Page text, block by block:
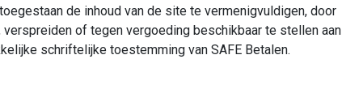
de inhoud van de site te vermenigvuldigen, door
of tegen vergoeding beschikbaar te stellen aan
schriftelijke toestemming van SAFE Betalen.